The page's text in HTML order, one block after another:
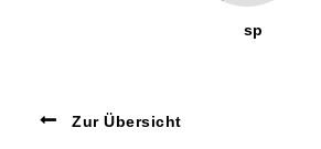
sp
Zur Übersicht